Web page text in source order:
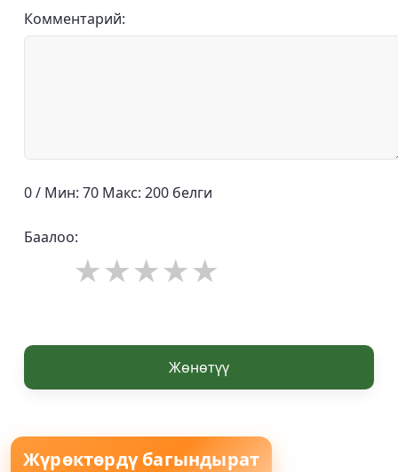
Комментарий:
0 / Мин: 70 Макс: 200 белги
Баалоо:
Жөнөтүү
Жүрөктөрдү багындырат